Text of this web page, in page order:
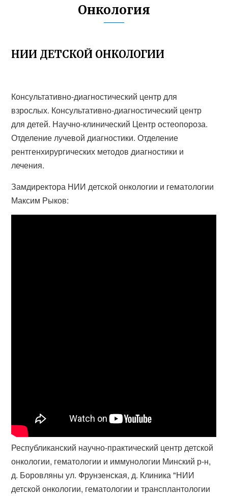
Онкология
НИИ ДЕТСКОЙ ОНКОЛОГИИ
Консультативно-диагностический центр для
взрослых. Консультативно-диагностический центр
для детей. Научно-клинический Центр остеопороза.
Отделение лучевой диагностики. Отделение
рентгенхирургических методов диагностики и
лечения.
Замдиректора НИИ детской онкологии и гематологии
Максим Рыков:
Республиканский научно-практический центр детской
онкологии, гематологии и иммунологии Минский р-н,
д. Боровляны ул. Фрунзенская, д. Клиника "НИИ
детской онкологии, гематологии и транс­плантологии